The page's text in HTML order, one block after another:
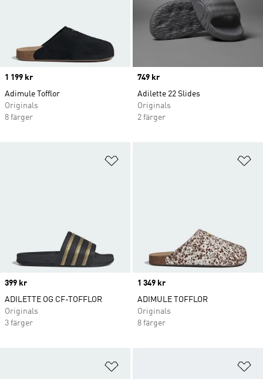
Price
1 199 kr
Adimule Tofflor
Originals
8 färger
Price
749 kr
Adilette 22 Slides
Originals
2 färger
Price
399 kr
ADILETTE OG CF-TOFFLOR
Originals
3 färger
Price
1 349 kr
ADIMULE TOFFLOR
Originals
8 färger